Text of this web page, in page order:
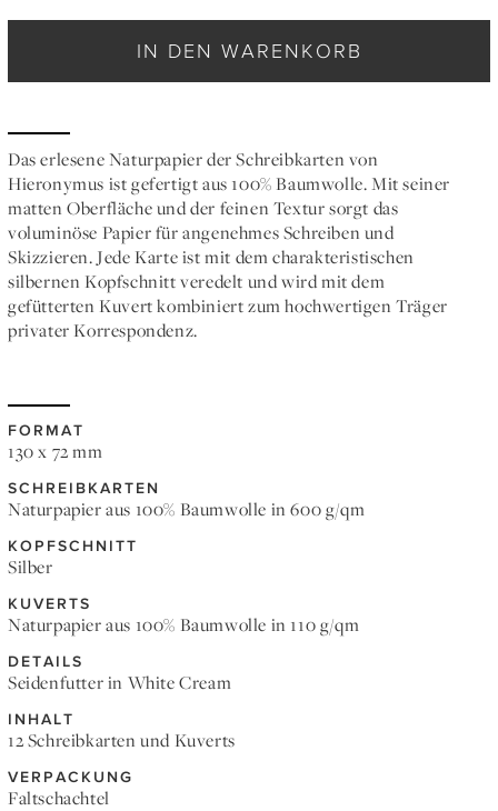
IN DEN WARENKORB
Das erlesene Naturpapier der Schreibkarten von
Hieronymus ist gefertigt aus 100% Baumwolle. Mit seiner
matten Oberfläche und der feinen Textur sorgt das
voluminöse Papier für angenehmes Schreiben und
Skizzieren. Jede Karte ist mit dem charakteristischen
silbernen Kopfschnitt veredelt und wird mit dem
gefütterten Kuvert kombiniert zum hochwertigen Träger
privater Korrespondenz.
FORMAT
130 x 72 mm
SCHREIBKARTEN
Naturpapier aus 100% Baumwolle in 600 g/qm
KOPFSCHNITT
Silber
KUVERTS
Naturpapier aus 100% Baumwolle in 110 g/qm
DETAILS
Seidenfutter in White Cream
INHALT
12 Schreibkarten und Kuverts
VERPACKUNG
Faltschachtel